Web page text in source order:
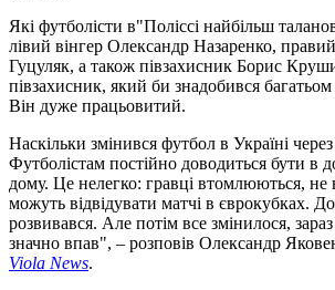
Які футболісти в"Поліссі найбільш
лівий вінгер Олександр Назаренко,
Гуцуляк, а також півзахисник Борис
півзахисник, який би знадобився багатьом
Він дуже працьовитий.
Наскільки змінився футбол в Україні
Футболістам постійно доводиться бути в
дому. Це нелегко: гравці втомлюються, не
можуть відвідувати матчі в єврокубках.
розвивався. Але потім все змінилося,
значно впав", – розповів Олександр
Viola News.